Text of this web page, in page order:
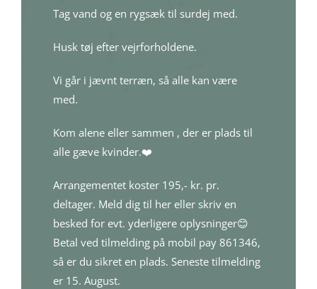
Tag vand og en rygsæk til surdej med.
Husk tøj efter vejrforholdene.
Vi går i jævnt terræn, så alle kan være
med.
Kom alene eller sammen , der er plads til
alle gæve kvinder.❤️
Arrangementet koster 195,- kr. pr.
deltager. Meld dig til her eller skriv en
besked for evt. yderligere oplysninger😊
Betal ved tilmelding på mobil pay 861346,
så er du sikret en plads. Seneste tilmelding
er 15. August.